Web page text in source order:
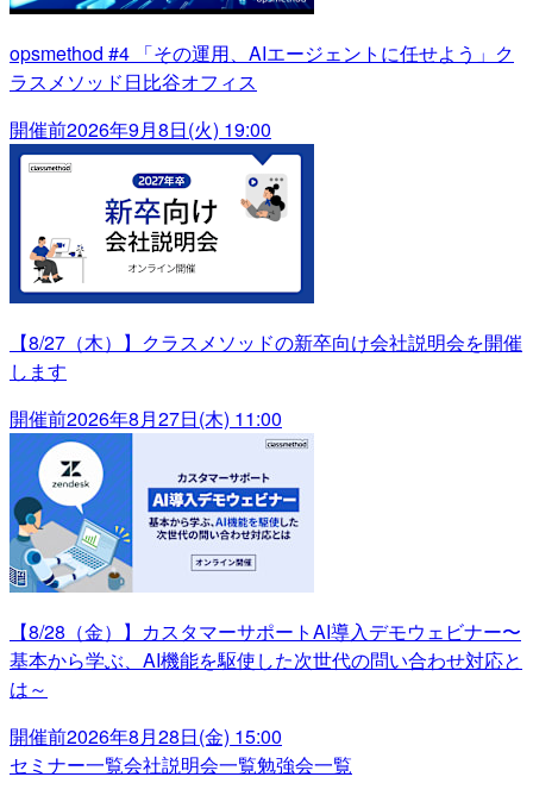
opsmethod #4 「その運用、AIエージェントに任せよう」ク
ラスメソッド日比谷オフィス
開催前2026年9月8日(火) 19:00
【8/27（木）】クラスメソッドの新卒向け会社説明会を開催
します
開催前2026年8月27日(木) 11:00
【8/28（金）】カスタマーサポートAI導入デモウェビナー〜
基本から学ぶ、AI機能を駆使した次世代の問い合わせ対応と
は～
開催前2026年8月28日(金) 15:00
セミナー一覧会社説明会一覧勉強会一覧